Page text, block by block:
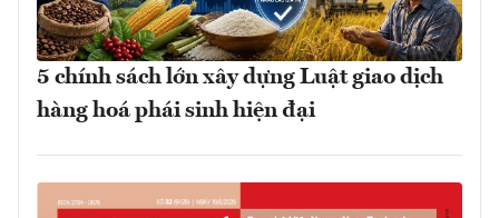
5 chính sách lớn xây dựng Luật giao dịch
hàng hoá phái sinh hiện đại